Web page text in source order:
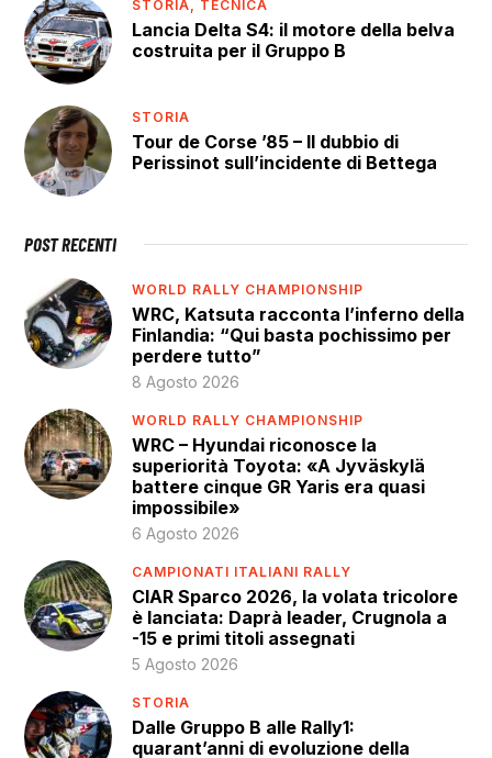
STORIA, TECNICA
Lancia Delta S4: il motore della belva
costruita per il Gruppo B
STORIA
Tour de Corse ’85 – Il dubbio di
Perissinot sull’incidente di Bettega
POST RECENTI
WORLD RALLY CHAMPIONSHIP
WRC, Katsuta racconta l’inferno della
Finlandia: “Qui basta pochissimo per
perdere tutto”
8 Agosto 2026
WORLD RALLY CHAMPIONSHIP
WRC – Hyundai riconosce la
superiorità Toyota: «A Jyväskylä
battere cinque GR Yaris era quasi
impossibile»
6 Agosto 2026
CAMPIONATI ITALIANI RALLY
CIAR Sparco 2026, la volata tricolore
è lanciata: Daprà leader, Crugnola a
-15 e primi titoli assegnati
5 Agosto 2026
STORIA
Dalle Gruppo B alle Rally1:
quarant’anni di evoluzione della